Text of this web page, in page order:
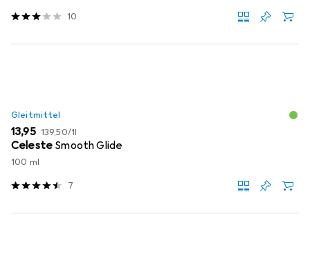
10
Gleitmittel
EUR
13,95 EUR
139,50/1l
Celeste Smooth Glide
100 ml
7